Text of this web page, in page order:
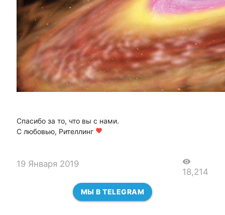
Спасибо за то, что вы с нами.
С любовью, Рителлинг favorite
19 Января 2019 visibility
18,214
МЫ В TELEGRAM